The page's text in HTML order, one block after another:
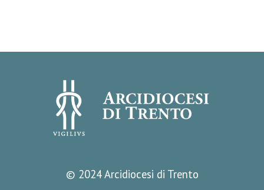
© 2024 Arcidiocesi di Trento